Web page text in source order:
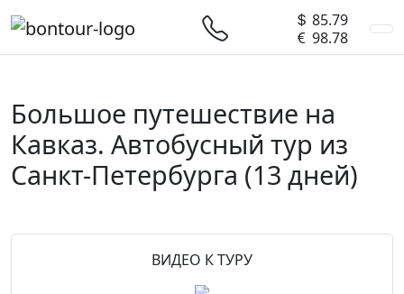
85.79
98.78
Большое путешествие на
Кавказ. Автобусный тур из
Санкт-Петербурга (13 дней)
ВИДЕО К ТУРУ